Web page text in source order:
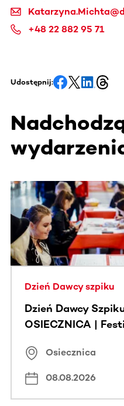
+48 22 882 95 71
Udostępnij:
Ta sekcja zawiera treści
Dzień Dawcy szpiku
Dzień Dawcy
OSIECZNICA |
Osiecznica
08.08.2026